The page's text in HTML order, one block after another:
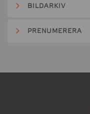
BILDARKIV
PRENUMERERA